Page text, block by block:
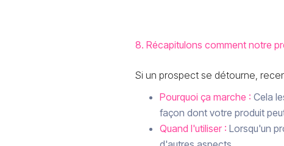
8. Récapitulons comment notre
Si un prospect se détourne,
Pourquoi ça marche : Cela
façon dont votre produit
Quand l'utiliser : Lorsqu'un